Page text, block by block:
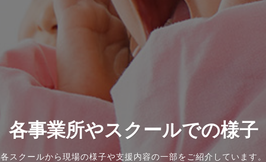
各事業所やスクールでの様子
各スクールから現場の様子や支援内容の一部をご紹介しています。